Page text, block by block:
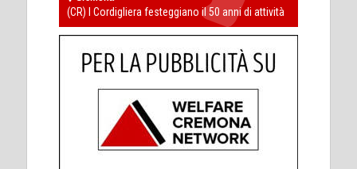
(CR) I Cordigliera festeggiano il 50 anni di attività